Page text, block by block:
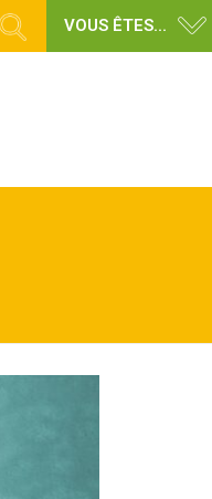
VOUS ÊTES...